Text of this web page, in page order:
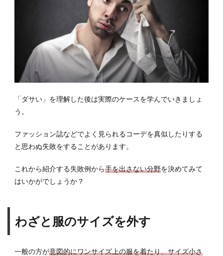
6.3
感が
ある
ウケ
最高
レは
誰で
7.1
デの
「ダサい」を理解した後は実際のケースを学んでいきましょ
う。
ファッション誌などでよく見られるコーデを真似したりする
と思わぬ失敗をすることがあります。
これから紹介する失敗例から手を出さない分野を決めてみて
はいかがでしょうか？
わざと服のサイズを外す
一般の方が意図的にワンサイズ上の服を着たり、サイズ小さ